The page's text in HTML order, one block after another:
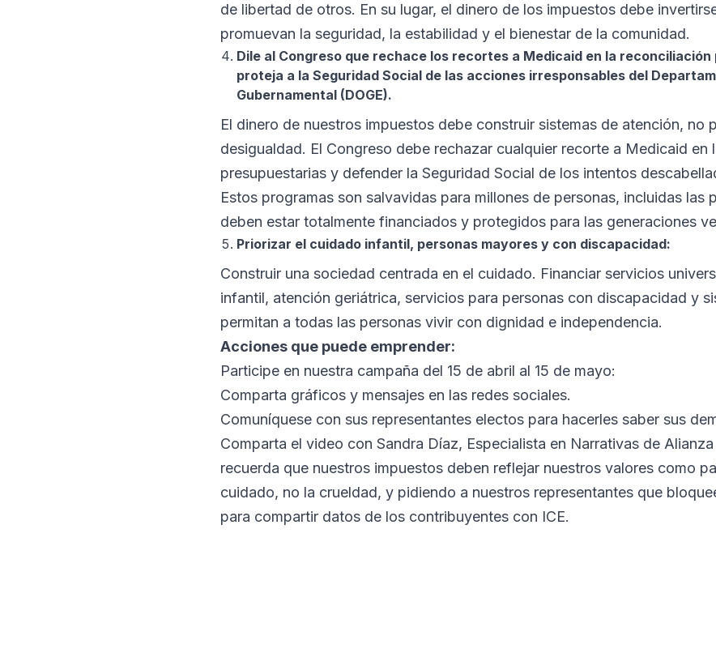
de libertad de otros. En su lugar, el dinero de los impuestos debe
promuevan la seguridad, la estabilidad y el bienestar de la comunidad.
Dile al Congreso que rechace los recortes a Medicaid en la
proteja a la Seguridad Social de las acciones irresponsables del
Gubernamental (DOGE).
El dinero de nuestros impuestos debe construir sistemas de atención, no
desigualdad. El Congreso debe rechazar cualquier recorte a Medicaid en
presupuestarias y defender la Seguridad Social de los intentos
Estos programas son salvavidas para millones de personas, incluidas las
deben estar totalmente financiados y protegidos para las generaciones
Priorizar el cuidado infantil, personas mayores y con discapacidad:
Construir una sociedad centrada en el cuidado. Financiar servicios
infantil, atención geriátrica, servicios para personas con discapacidad y
permitan a todas las personas vivir con dignidad e independencia.
Acciones que puede emprender:
Participe en nuestra campaña del 15 de abril al 15 de mayo:
Comparta gráficos y mensajes en las redes sociales.
Comuníquese con sus representantes electos para hacerles saber sus
Comparta el video con Sandra Díaz, Especialista en Narrativas de
recuerda que nuestros impuestos deben reflejar nuestros valores como
cuidado, no la crueldad, y pidiendo a nuestros representantes que
para compartir datos de los contribuyentes con ICE.